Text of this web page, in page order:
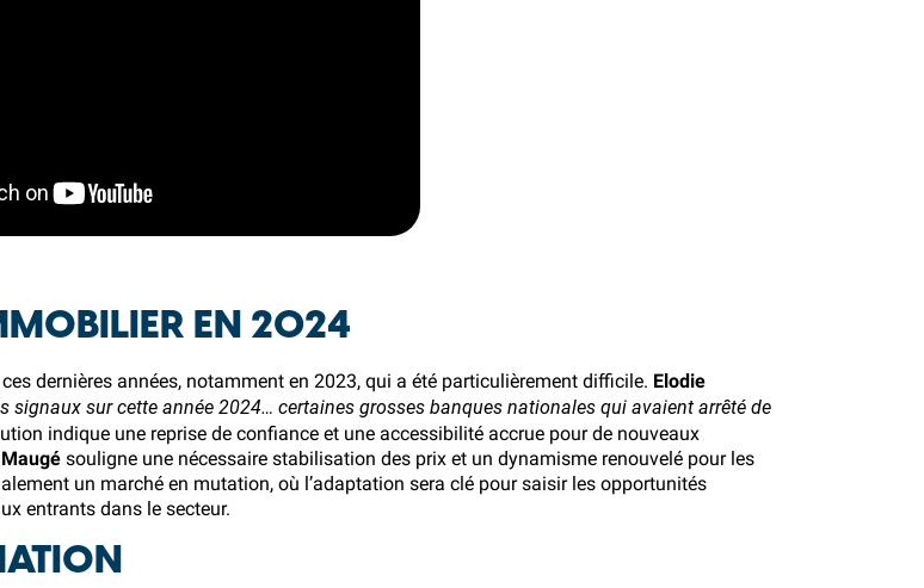
EN 2024
dernières années, notamment en 2023, qui a été particulièrement difficile. Elodie
signaux sur cette année 2024… certaines grosses banques nationales qui avaient arrêté de
indique une reprise de confiance et une accessibilité accrue pour de nouveaux
souligne une nécessaire stabilisation des prix et un dynamisme renouvelé pour les
un marché en mutation, où l’adaptation sera clé pour saisir les opportunités
entrants dans le secteur.